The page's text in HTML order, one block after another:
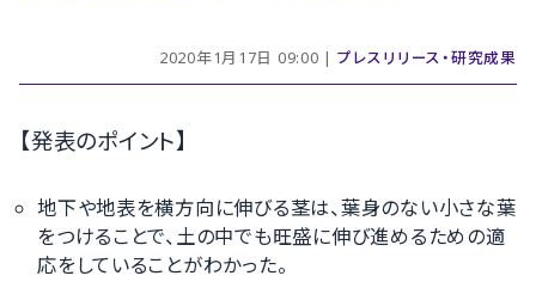
2020年1月17日 09:00 | プレスリリース・研究成果
【発表のポイント】
地下や地表を横方向に伸びる茎は、葉身のない小さな葉
をつけることで、土の中でも旺盛に伸び進めるための適
応をしていることがわかった。